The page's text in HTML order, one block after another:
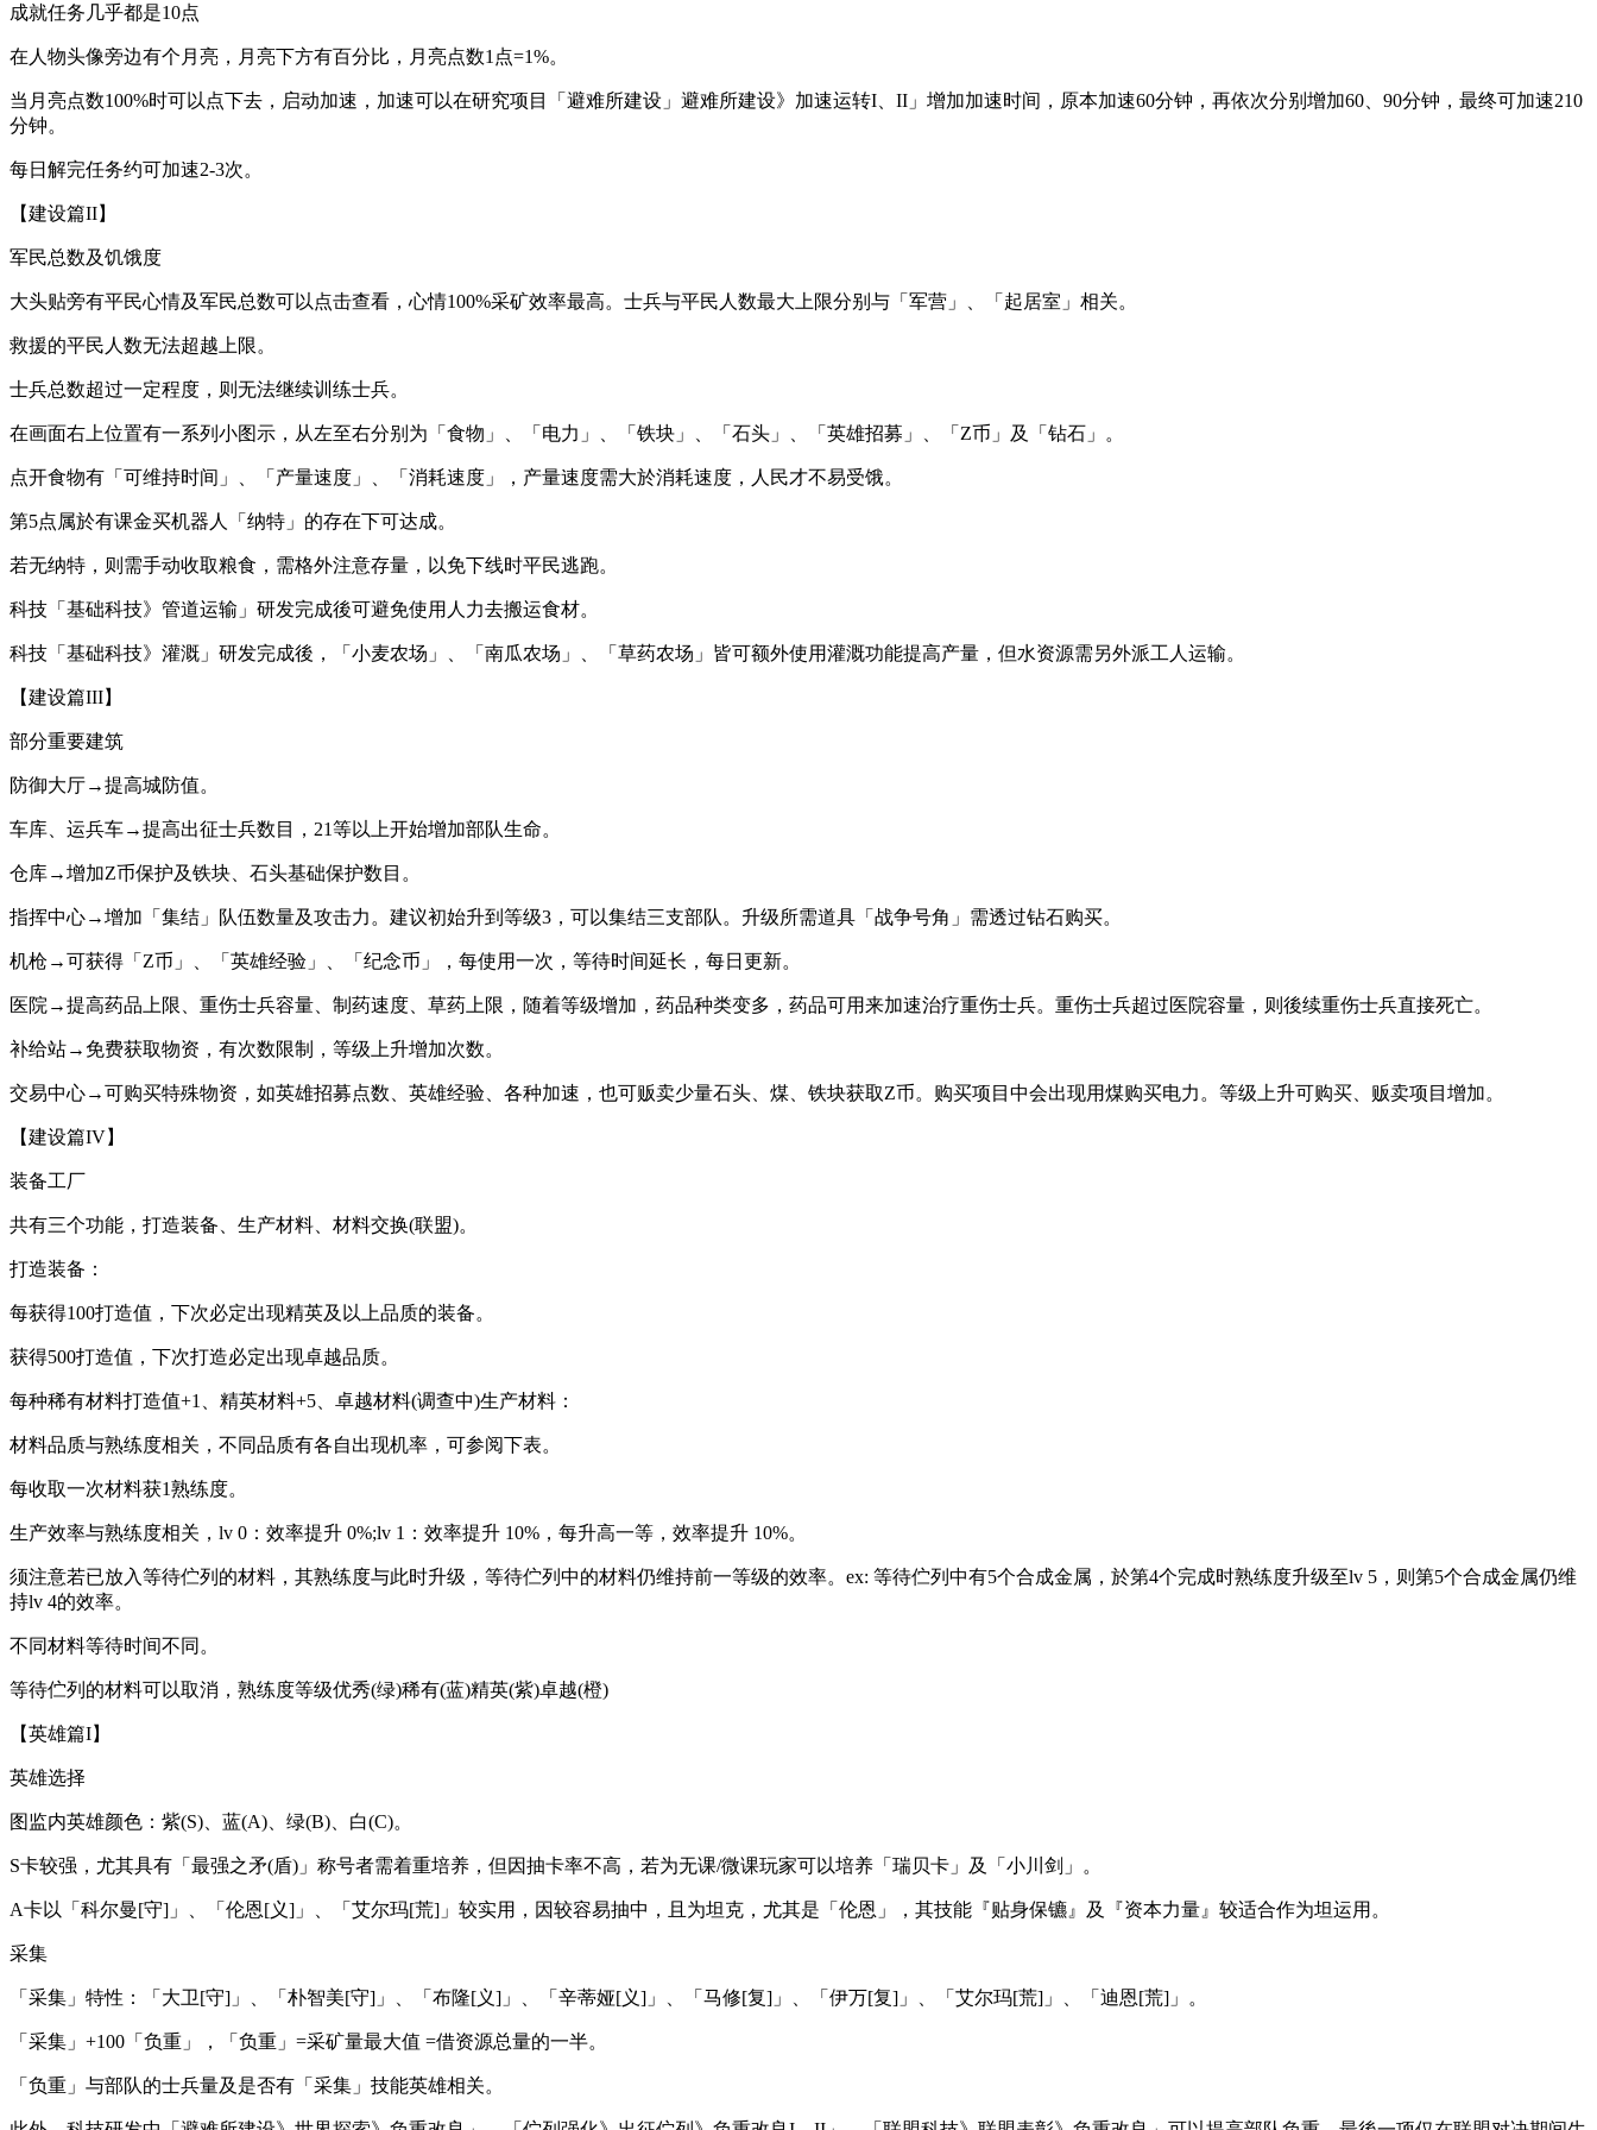
成就任务几乎都是10点
在人物头像旁边有个月亮，月亮下方有百分比，月亮点数1点=1%。
当月亮点数100%时可以点下去，启动加速，加速可以在研究项目「避难所建设」避难所建设》加速运转I、II」增加加速时间，原本加速60分钟，再依次分别增加60、90分钟，最终可加速210
分钟。
每日解完任务约可加速2-3次。
【建设篇II】
军民总数及饥饿度
大头贴旁有平民心情及军民总数可以点击查看，心情100%采矿效率最高。士兵与平民人数最大上限分别与「军营」、「起居室」相关。
救援的平民人数无法超越上限。
士兵总数超过一定程度，则无法继续训练士兵。
在画面右上位置有一系列小图示，从左至右分别为「食物」、「电力」、「铁块」、「石头」、「英雄招募」、「Z币」及「钻石」。
点开食物有「可维持时间」、「产量速度」、「消耗速度」，产量速度需大於消耗速度，人民才不易受饿。
第5点属於有课金买机器人「纳特」的存在下可达成。
若无纳特，则需手动收取粮食，需格外注意存量，以免下线时平民逃跑。
科技「基础科技》管道运输」研发完成後可避免使用人力去搬运食材。
科技「基础科技》灌溉」研发完成後，「小麦农场」、「南瓜农场」、「草药农场」皆可额外使用灌溉功能提高产量，但水资源需另外派工人运输。
【建设篇III】
部分重要建筑
防御大厅→提高城防值。
车库、运兵车→提高出征士兵数目，21等以上开始增加部队生命。
仓库→增加Z币保护及铁块、石头基础保护数目。
指挥中心→增加「集结」队伍数量及攻击力。建议初始升到等级3，可以集结三支部队。升级所需道具「战争号角」需透过钻石购买。
机枪→可获得「Z币」、「英雄经验」、「纪念币」，每使用一次，等待时间延长，每日更新。
医院→提高药品上限、重伤士兵容量、制药速度、草药上限，随着等级增加，药品种类变多，药品可用来加速治疗重伤士兵。重伤士兵超过医院容量，则後续重伤士兵直接死亡。
补给站→免费获取物资，有次数限制，等级上升增加次数。
交易中心→可购买特殊物资，如英雄招募点数、英雄经验、各种加速，也可贩卖少量石头、煤、铁块获取Z币。购买项目中会出现用煤购买电力。等级上升可购买、贩卖项目增加。
【建设篇IV】
装备工厂
共有三个功能，打造装备、生产材料、材料交换(联盟)。
打造装备：
每获得100打造值，下次必定出现精英及以上品质的装备。
获得500打造值，下次打造必定出现卓越品质。
每种稀有材料打造值+1、精英材料+5、卓越材料(调查中)生产材料：
材料品质与熟练度相关，不同品质有各自出现机率，可参阅下表。
每收取一次材料获1熟练度。
生产效率与熟练度相关，lv 0：效率提升 0%;lv 1：效率提升 10%，每升高一等，效率提升 10%。
须注意若已放入等待伫列的材料，其熟练度与此时升级，等待伫列中的材料仍维持前一等级的效率。ex: 等待伫列中有5个合成金属，於第4个完成时熟练度升级至lv 5，则第5个合成金属仍维
持lv 4的效率。
不同材料等待时间不同。
等待伫列的材料可以取消，熟练度等级优秀(绿)稀有(蓝)精英(紫)卓越(橙)
【英雄篇I】
英雄选择
图监内英雄颜色：紫(S)、蓝(A)、绿(B)、白(C)。
S卡较强，尤其具有「最强之矛(盾)」称号者需着重培养，但因抽卡率不高，若为无课/微课玩家可以培养「瑞贝卡」及「小川剑」。
A卡以「科尔曼[守]」、「伦恩[义]」、「艾尔玛[荒]」较实用，因较容易抽中，且为坦克，尤其是「伦恩」，其技能『贴身保镳』及『资本力量』较适合作为坦运用。
采集
「采集」特性：「大卫[守]」、「朴智美[守]」、「布隆[义]」、「辛蒂娅[义]」、「马修[复]」、「伊万[复]」、「艾尔玛[荒]」、「迪恩[荒]」。
「采集」+100「负重」，「负重」=采矿量最大值 =借资源总量的一半。
「负重」与部队的士兵量及是否有「采集」技能英雄相关。